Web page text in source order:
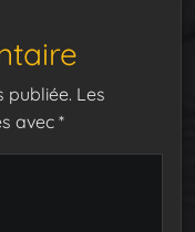
publiée. Les
avec *